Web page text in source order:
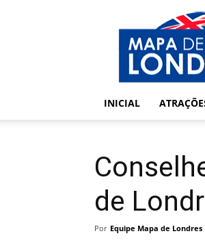
INICIAL
de
Por Equipe Mapa de Londres